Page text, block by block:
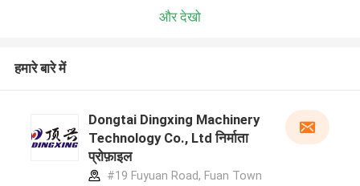
और देखो
हमारे बारे में
Dongtai Dingxing Machinery
Technology Co., Ltd निर्माता
प्रोफ़ाइल
#19 Fuyuan Road, Fuan Town